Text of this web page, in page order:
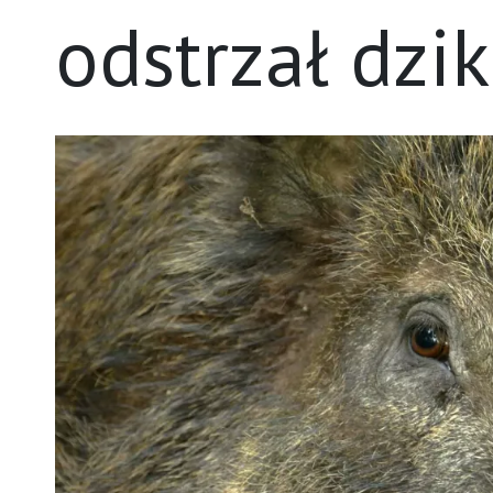
odstrzał